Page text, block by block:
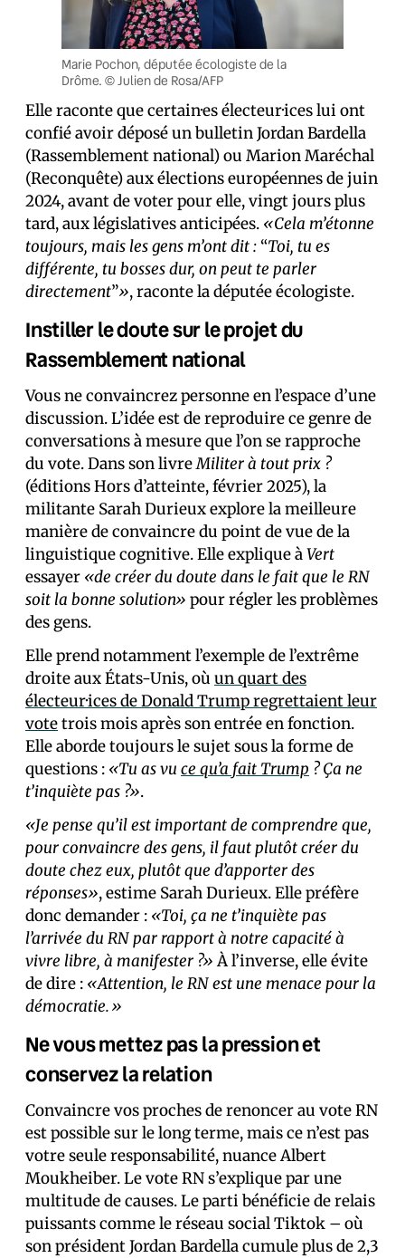
Marie Pochon, députée écologiste de la
Drôme. © Julien de Rosa/AFP
Elle raconte que certain·es électeur·ices lui ont
confié avoir déposé un bulletin Jordan Bardella
(Rassemblement national) ou Marion Maréchal
(Reconquête) aux élections européennes de juin
2024, avant de voter pour elle, vingt jours plus
tard, aux législatives anticipées. «Cela m’étonne
toujours, mais les gens m’ont dit : “Toi, tu es
différente, tu bosses dur, on peut te parler
directement”», raconte la députée écologiste.
Instiller le doute sur le projet du
Rassemblement national
Vous ne convaincrez personne en l’espace d’une
discussion. L’idée est de reproduire ce genre de
conversations à mesure que l’on se rapproche
du vote. Dans son livreMiliter à tout prix ?
(éditions Hors d’atteinte, février 2025), la
militante Sarah Durieux explore la meilleure
manière de convaincre du point de vue de la
linguistique cognitive. Elle explique àVert
essayer «de créer du doute dans le fait que le RN
soit la bonne solution» pour régler les problèmes
des gens.
Elle prend notamment l’exemple de l’extrême
droite aux États-Unis, où un quart des
électeur·ices de Donald Trump regrettaient leur
votetrois mois après son entrée en fonction.
Elle aborde toujours le sujet sous la forme de
questions : «Tu as vu ce qu’a fait Trump ? Ça ne
t’inquiète pas ?».
«Je pense qu’il est important de comprendre que,
pour convaincre des gens, il faut plutôt créer du
doute chez eux, plutôt que d’apporter des
réponses», estime Sarah Durieux. Elle préfère
donc demander : «Toi, ça ne t’inquiète pas
l’arrivée du RN par rapport à notre capacité à
vivre libre, à manifester ?»À l’inverse, elle évite
de dire : «Attention, le RN est une menace pour la
démocratie.»
Ne vous mettez pas la pression et
conservez la relation
Convaincre vos proches de renoncer au vote RN
est possible sur le long terme, mais ce n’est pas
votre seule responsabilité, nuance Albert
Moukheiber. Le vote RN s’explique par une
multitude de causes. Le parti bénéficie de relais
puissants comme le réseau social Tiktok – où
son président Jordan Bardella cumule plus de 2,3